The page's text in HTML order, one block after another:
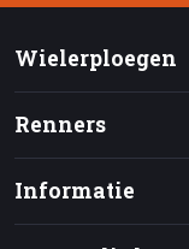
Wielerploegen
Renners
Informatie